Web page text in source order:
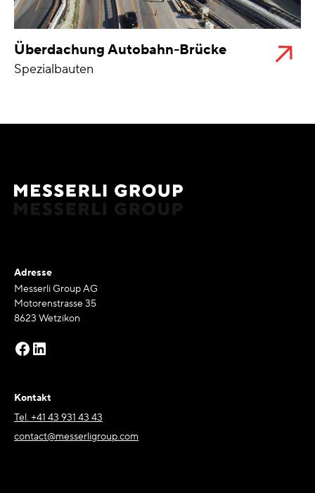
Überdachung Autobahn-Brücke
Spezialbauten
Adresse
Messerli Group AG
Motorenstrasse 35
8623 Wetzikon
Kontakt
Tel. +41 43 931 43 43
contact@messerligroup.com